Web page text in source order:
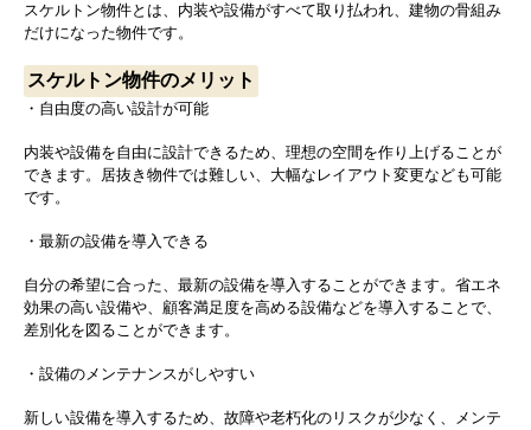
スケルトン物件とは、内装や設備がすべて取り払われ、建物の骨組み
だけになった物件です。
スケルトン物件のメリット
・自由度の高い設計が可能
内装や設備を自由に設計できるため、理想の空間を作り上げることが
できます。居抜き物件では難しい、大幅なレイアウト変更なども可能
です。
・最新の設備を導入できる
自分の希望に合った、最新の設備を導入することができます。省エネ
効果の高い設備や、顧客満足度を高める設備などを導入することで、
差別化を図ることができます。
・設備のメンテナンスがしやすい
新しい設備を導入するため、故障や老朽化のリスクが少なく、メンテ